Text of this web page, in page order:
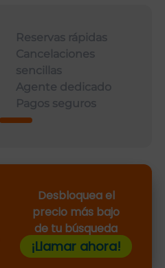
Reservas rápidas
Cancelaciones
sencillas
Agente dedicado
Pagos seguros
Desbloquea el
precio más bajo
de tu búsqueda
¡Llamar ahora!